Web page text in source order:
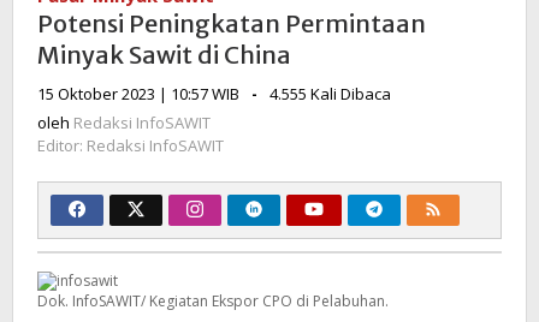
Sawit
di
China
Potensi Peningkatan Permintaan
Minyak Sawit di China
15 Oktober 2023 | 10:57 WIB
oleh
-
4.555 Kali Dibaca
oleh Redaksi InfoSAWIT
Editor: Redaksi InfoSAWIT
Dok. InfoSAWIT/ Kegiatan Ekspor CPO di Pelabuhan.